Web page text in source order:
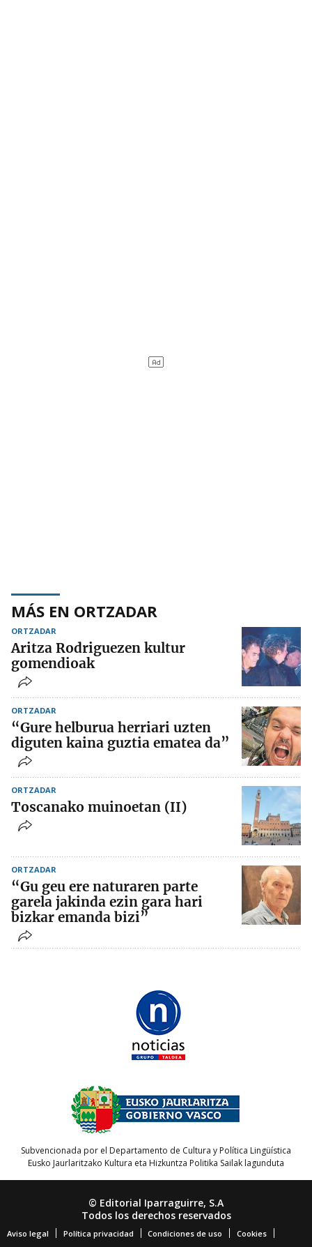
MÁS EN ORTZADAR
ORTZADAR
Aritza Rodriguezen kultur
gomendioak
ORTZADAR
“Gure helburua herriari uzten
diguten kaina guztia ematea da”
ORTZADAR
Toscanako muinoetan (II)
ORTZADAR
“Gu geu ere naturaren parte
garela jakinda ezin gara hari
bizkar emanda bizi”
Subvencionada por el Departamento de Cultura y Política Lingüística
Eusko Jaurlaritzako Kultura eta Hizkuntza Politika Sailak lagunduta
© Editorial Iparraguirre, S.A
Todos los derechos reservados
Aviso legal Política privacidad Condiciones de uso Cookies